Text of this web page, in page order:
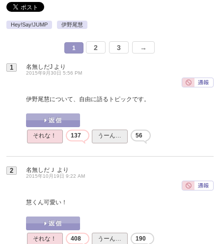
Hey!Say!JUMP 伊野尾慧
1 2 3 →
1 名無しだJ より
2015年9月30日 5:56 PM
伊野尾慧について、自由に語るトピックです。
それな！ 137 うーん… 56
2 名無しだＪ より
2015年10月19日 9:22 AM
慧くん可愛い！
それな！ 408 うーん… 190